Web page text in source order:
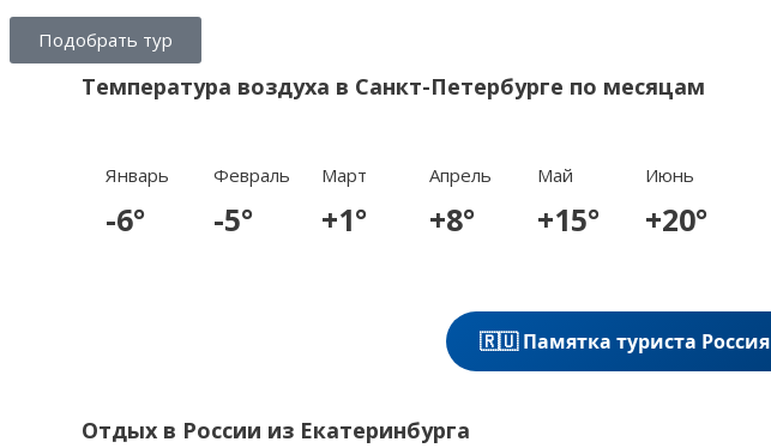
Подобрать тур
Температура воздуха в Санкт-Петербурге по месяцам
Январь
-6°
Февраль
-5°
Март
+1°
Апрель
+8°
Май
+15°
Июнь
+20°
🇷🇺 Памятка туриста Россия
Отдых в России из Екатеринбурга